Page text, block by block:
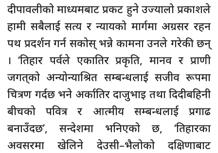
दीपावलीको माध्यमबाट प्रकट हुने उज्यालो प्रकाशले
हामी सबैलाई सत्य र न्यायको मार्गमा अग्रसर रहन
पथ प्रदर्शन गर्न सकोस् भन्ने कामना उनले गरेकी छन्
। ‘तिहार पर्वले एकातिर प्रकृति, मानव र प्राणी
जगत्‌को अन्योन्याश्रित सम्बन्धलाई सजीव रूपमा
चित्रण गर्दछ भने अर्कातिर दाजुभाइ तथा दिदीबहिनी
बीचको पवित्र र आत्मीय सम्बन्धलाई प्रगाढ
बनाउँदछ’, सन्देशमा भनिएको छ, ‘तिहारका
अवसरमा खेलिने देउसी–भैलोको दक्षिणाबाट